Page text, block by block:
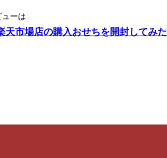
ューは
天市場店の購入おせちを開封してみた